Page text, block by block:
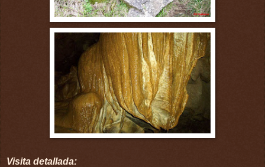
Visita detallada: